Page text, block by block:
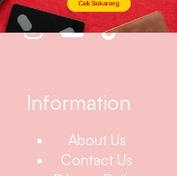
Information
About Us
Contact Us